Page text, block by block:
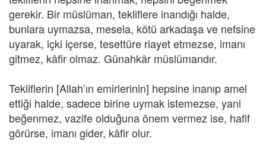
gerekir. Bir müslüman, tekliflere inandığı halde,
bunlara uymazsa, mesela, kötü arkadaşa ve nefsine
uyarak, içki içerse, tesettüre riayet etmezse, imanı
gitmez, kâfir olmaz. Günahkâr müslümandır.
Tekliflerin [Allah’ın emirlerinin] hepsine inanıp amel
ettiği halde, sadece birine uymak istemezse, yani
beğenmez, vazife olduğuna önem vermez ise, hafif
görürse, imanı gider, kâfir olur.